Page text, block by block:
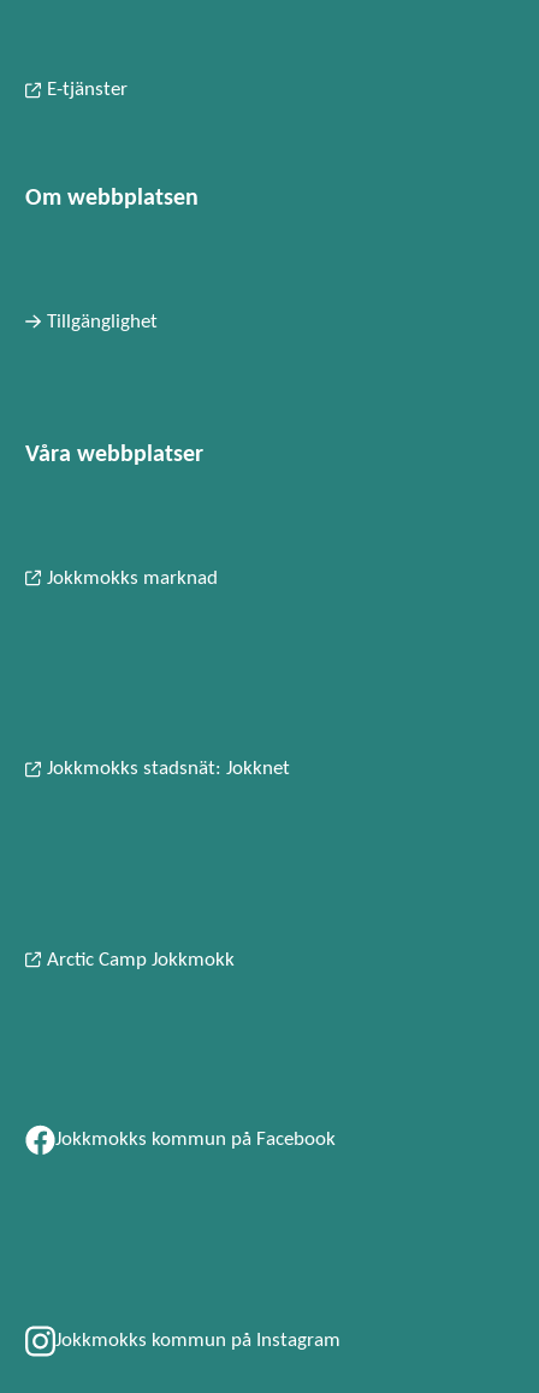
E-tjänster
Om webbplatsen
Tillgänglighet
Våra webbplatser
Jokkmokks marknad
Jokkmokks stadsnät: Jokknet
Arctic Camp Jokkmokk
Jokkmokks kommun på Facebook
Jokkmokks kommun på Instagram